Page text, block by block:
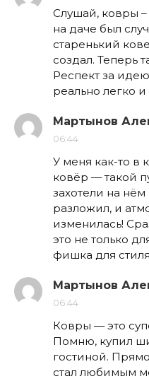
Слушай, ковры –
на даче был
старенький
создал. Теперь
Респект за
реально легко и
Мартынов
06:44
У меня как-то в
ковёр — такой
захотели на нём
разложил, и
изменилась!
это не только
фишка для
Мартынов
06:44
Ковры — это
Помню, купил
гостиной.
стал любимым